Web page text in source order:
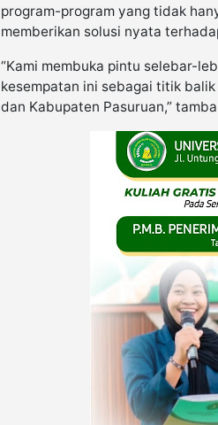
program-program yang tidak
memberikan solusi nyata
“Kami membuka pintu selebar-
kesempatan ini sebagai titik
dan Kabupaten Pasuruan,”